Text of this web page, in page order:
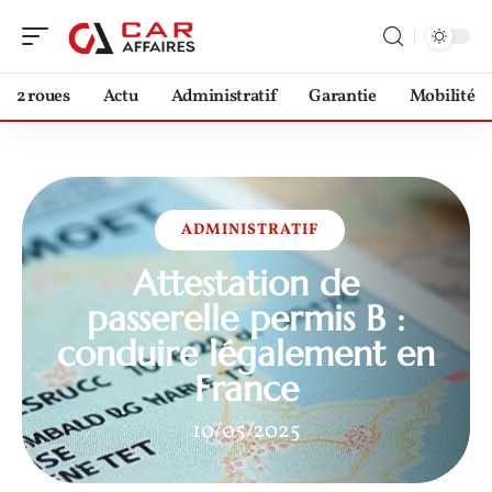
2 roues Actu Administratif Garantie Mobilité
ADMINISTRATIF
Attestation de
passerelle permis B :
conduire légalement en
France
10/05/2025